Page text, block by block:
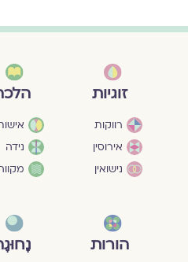
זוגיות
רווקות
אירוסין
נישואין
הלכה
אישות
נידה
מקווה
הורות נָחוּגָה